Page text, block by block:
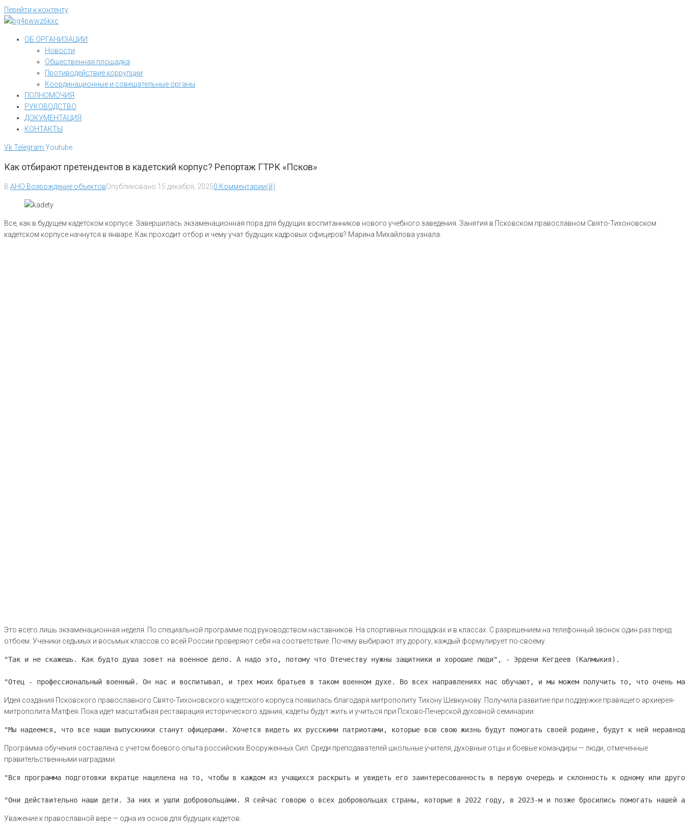
Перейти к контенту
ОБ ОРГАНИЗАЦИИ
Новости
Общественная площадка
Противодействие коррупции
Координационные и совещательные органы
ПОЛНОМОЧИЯ
РУКОВОДСТВО
ДОКУМЕНТАЦИЯ
КОНТАКТЫ
VkTelegram Youtube
Как отбирают претендентов в кадетский корпус? Репортаж ГТРК «Псков»
В АНО Возрождение объектовОпубликовано 15 декабря, 20250 Комментарии(й)
Все, как в будущем кадетском корпусе. Завершилась экзаменационная пора для будущих воспитанников нового учебного заведения. Занятия в Псковском православном Свято-Тихоновском
кадетском корпусе начнутся в январе. Как проходит отбор и чему учат будущих кадровых офицеров? Марина Михайлова узнала.
Это всего лишь экзаменационная неделя. По специальной программе под руководством наставников. На спортивных площадках и в классах. С разрешением на телефонный звонок один раз перед
отбоем. Ученики седьмых и восьмых классов со всей России проверяют себя на соответствие. Почему выбирают эту дорогу, каждый формулирует по-своему.
"Так и не скажешь. Как будто душа зовет на военное дело. А надо это, потому что Отечеству нужны защитники и хорошие люди", - Эрдени Кегдеев (Калмыкия).
"Отец - профессиональный военный. Он нас и воспитывал, и трех моих братьев в таком военном духе. Во всех направлениях нас обучают, и мы можем получить то, что очень
Идея создания Псковского православного Свято-Тихоновского кадетского корпуса появилась благодаря митрополиту Тихону Шевкунову. Получила развитие при поддержке правящего архиерея-
митрополита Матфея. Пока идет масштабная реставрация исторического здания, кадеты будут жить и учиться при Псково-Печерской духовной семинарии.
"Мы надеемся, что все наши выпускники станут офицерами. Хочется видеть их русскими патриотами, которые всю свою жизнь будут помогать своей родине, будут к ней
Программа обучения составлена с учетом боевого опыта российских Вооруженных Сил. Среди преподавателей школьные учителя, духовные отцы и боевые командиры — люди, отмеченные
правительственными наградами.
"Вся программа подготовки вкратце нацелена на то, чтобы в каждом из учащихся раскрыть и увидеть его заинтересованность в первую очередь и склонность к одному или
"Они действительно наши дети. За них и ушли добровольцами. Я сейчас говорю о всех добровольцах страны, которые в 2022 году, в 2023-м и позже бросились помогать
Уважение к православной вере — одна из основ для будущих кадетов.